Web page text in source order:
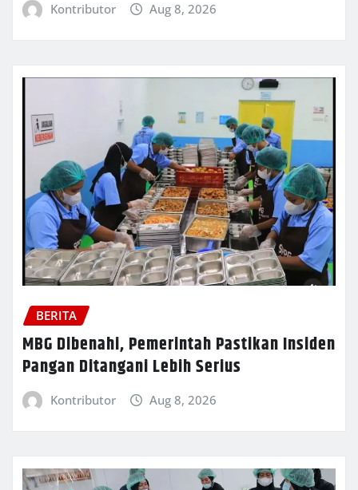
Kontributor Aug 8, 2026
BERITA
MBG Dibenahi, Pemerintah Pastikan Insiden
Pangan Ditangani Lebih Serius
Kontributor Aug 8, 2026